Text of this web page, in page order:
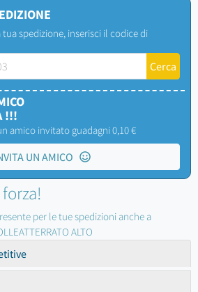
spedizione, inserisci il codice di
!!!
amico invitato guadagni 0,10 €
UN AMICO
per le tue spedizioni anche a
ALTO